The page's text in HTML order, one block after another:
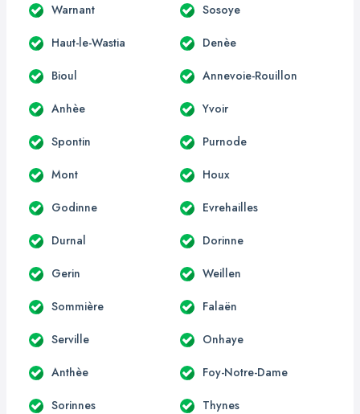
Warnant Sosoye
Haut-le-Wastia Denèe
Bioul Annevoie-Rouillon
Anhèe Yvoir
Spontin Purnode
Mont Houx
Godinne Evrehailles
Durnal Dorinne
Gerin Weillen
Sommière Falaën
Serville Onhaye
Anthèe Foy-Notre-Dame
Sorinnes Thynes